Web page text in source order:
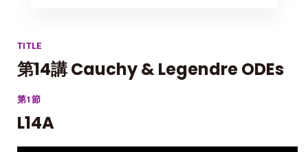
TITLE
第14講 Cauchy & Legendre ODEs
第1節
L14A